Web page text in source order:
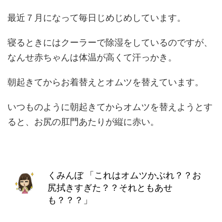
最近７月になって毎日じめじめしています。
寝るときにはクーラーで除湿をしているのですが、
なんせ赤ちゃんは体温が高くて汗っかき。
朝起きてからお着替えとオムツを替えています。
いつものように朝起きてからオムツを替えようとす
ると、お尻の肛門あたりが縦に赤い。
くみんぼ
「これはオムツかぶれ？？お
尻拭きすぎた？？それともあせ
も？？？」